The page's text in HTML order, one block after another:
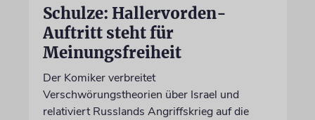
Schulze: Hallervorden-
Auftritt steht für
Meinungsfreiheit
Der Komiker verbreitet
Verschwörungstheorien über Israel und
relativiert Russlands Angriffskrieg auf die